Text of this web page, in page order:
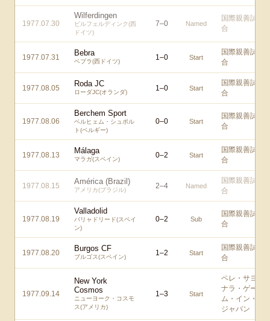
1977.07.30
Wilferdingen
ビルフェルディンク(西
ドイツ)
7–0 Named
国際親善試
合
1977.07.31 Bebra
ベブラ(西ドイツ) 1–0 Start
国際親善試
合
1977.08.05 Roda JC
ローダJC(オランダ) 1–0 Start
国際親善試
合
1977.08.06
Berchem Sport
ベルヒェム・シュポル
ト(ベルギー)
0–0 Start
国際親善試
合
1977.08.13 Málaga
マラガ(スペイン) 0–2 Start
国際親善試
合
1977.08.15 América (Brazil)
アメリカ(ブラジル) 2–4 Named
国際親善試
合
1977.08.19
Valladolid
バリャドリード(スペイ
ン)
0–2 Sub
国際親善試
合
1977.08.20 Burgos CF
ブルゴス(スペイン) 1–2 Start
国際親善試
合
1977.09.14
New York
Cosmos
ニューヨーク・コスモ
ス(アメリカ)
1–3 Start
ペレ・サヨ
ナラ・ゲー
ム・イン・
ジャパン